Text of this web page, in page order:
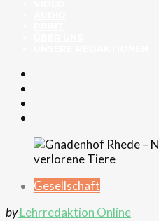
Gesellschaft
byLehrredaktion Online